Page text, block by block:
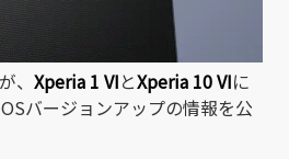
、 Xperia 1 VIとXperia 10 VIに
バージョンアップの情報を公